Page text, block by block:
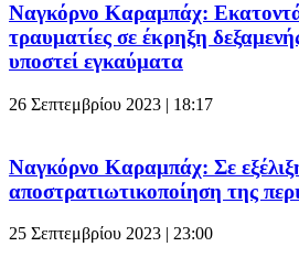
Ναγκόρνο Καραμπάχ:
τραυματίες σε έκρηξη
υποστεί εγκαύματα
26 Σεπτεμβρίου 2023 | 18:17
Ναγκόρνο Καραμπάχ: Σε
αποστρατιωτικοποίηση της
25 Σεπτεμβρίου 2023 | 23:00